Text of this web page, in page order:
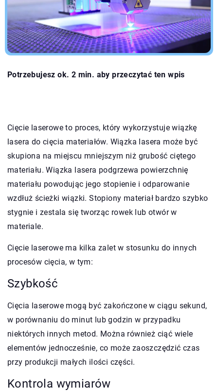
Potrzebujesz ok. 2 min. aby przeczytać ten wpis
Cięcie laserowe to proces, który wykorzystuje wiązkę
lasera do cięcia materiałów. Wiązka lasera może być
skupiona na miejscu mniejszym niż grubość ciętego
materiału. Wiązka lasera podgrzewa powierzchnię
materiału powodując jego stopienie i odparowanie
wzdłuż ścieżki wiązki. Stopiony materiał bardzo szybko
stygnie i zestala się tworząc rowek lub otwór w
materiale.
Cięcie laserowe ma kilka zalet w stosunku do innych
procesów cięcia, w tym:
Szybkość
Cięcia laserowe mogą być zakończone w ciągu sekund,
w porównaniu do minut lub godzin w przypadku
niektórych innych metod. Można również ciąć wiele
elementów jednocześnie, co może zaoszczędzić czas
przy produkcji małych ilości części.
Kontrola wymiarów